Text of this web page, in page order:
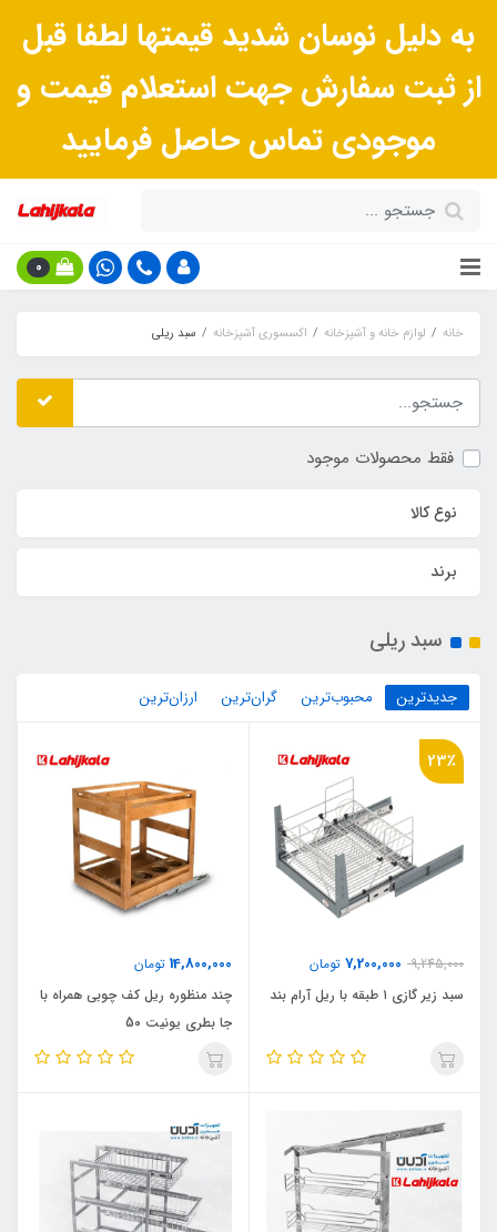
به دلیل نوسان شدید قیمتها لطفا قبل
از ثبت سفارش جهت استعلام قیمت و
موجودی تماس حاصل فرمایید
0
خانه لوازم خانه و آشپزخانه اکسسوری آشپزخانه سبد ریلی
فقط محصولات موجود
نوع کالا
برند
سبد ریلی
جدیدترین محبوب‌ترین گران‌ترین ارزان‌ترین
23٪
9,245,000
7,200,000 تومان
سبد زیر گازی ۱ طبقه با ریل آرام بند
14,800,000 تومان
چند منظوره ریل کف چوبی همراه با
جا بطری یونیت 50